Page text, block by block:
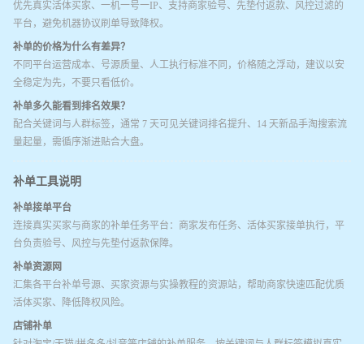
优先真实活体买家、一机一号一IP、支持商家验号、先垫付返款、风控过滤的
平台，避免机器协议刷单导致降权。
补单的价格为什么有差异？
不同平台运营成本、号源质量、人工执行标准不同，价格随之浮动，建议以安
全稳定为先，不要只看低价。
补单多久能看到排名效果？
配合关键词与人群标签，通常 7 天可见关键词排名提升、14 天新品手淘搜索流
量起量，需循序渐进贴合大盘。
补单工具说明
补单接单平台
连接真实买家与商家的补单任务平台：商家发布任务、活体买家接单执行，平
台负责验号、风控与先垫付返款保障。
补单资源网
汇集各平台补单号源、买家资源与实操教程的资源站，帮助商家快速匹配优质
活体买家、降低降权风险。
店铺补单